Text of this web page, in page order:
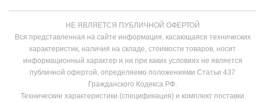
НЕ ЯВЛЯЕТСЯ ПУБЛИЧНОЙ ОФЕРТОЙ
Вся представленная на сайте информация, касающаяся технических
характеристик, наличия на складе, стоимости товаров, носит
информационный характер и ни при каких условиях не является
публичной офертой, определяемо положениями Статьи 437
Гражданского Кодекса РФ.
Технические характеристики (спецификация) и комплект поставки